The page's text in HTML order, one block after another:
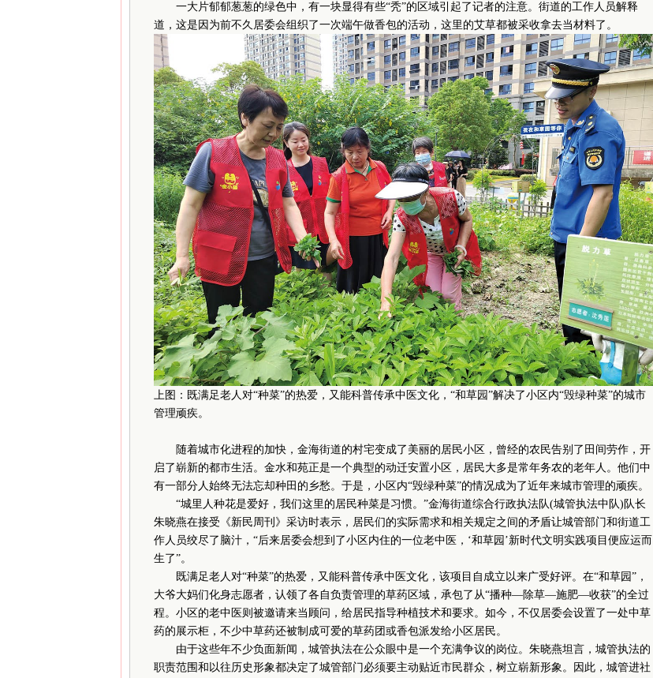
一大片郁郁葱葱的绿色中，有一块显得有些“秃”的区域引起了记者的注意。街道的工作人员解释
道，这是因为前不久居委会组织了一次端午做香包的活动，这里的艾草都被采收拿去当材料了。
上图：既满足老人对“种菜”的热爱，又能科普传承中医文化，“和草园”解决了小区内“毁绿种菜”的城市
管理顽疾。
随着城市化进程的加快，金海街道的村宅变成了美丽的居民小区，曾经的农民告别了田间劳作，开
启了崭新的都市生活。金水和苑正是一个典型的动迁安置小区，居民大多是常年务农的老年人。他们中
有一部分人始终无法忘却种田的乡愁。于是，小区内“毁绿种菜”的情况成为了近年来城市管理的顽疾。
“城里人种花是爱好，我们这里的居民种菜是习惯。”金海街道综合行政执法队(城管执法中队)队长
朱晓燕在接受《新民周刊》采访时表示，居民们的实际需求和相关规定之间的矛盾让城管部门和街道工
作人员绞尽了脑汁，“后来居委会想到了小区内住的一位老中医，‘和草园’新时代文明实践项目便应运而
生了”。
既满足老人对“种菜”的热爱，又能科普传承中医文化，该项目自成立以来广受好评。在“和草园”，
大爷大妈们化身志愿者，认领了各自负责管理的草药区域，承包了从“播种—除草—施肥—收获”的全过
程。小区的老中医则被邀请来当顾问，给居民指导种植技术和要求。如今，不仅居委会设置了一处中草
药的展示柜，不少中草药还被制成可爱的草药团或香包派发给小区居民。
由于这些年不少负面新闻，城管执法在公众眼中是一个充满争议的岗位。朱晓燕坦言，城管执法的
职责范围和以往历史形象都决定了城管部门必须要主动贴近市民群众，树立崭新形象。因此，城管进社